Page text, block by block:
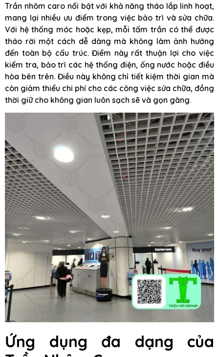
Trần nhôm caro nổi bật với khả năng tháo lắp linh hoạt,
mang lại nhiều ưu điểm trong việc bảo trì và sửa chữa.
Với hệ thống móc hoặc kẹp, mỗi tấm trần có thể được
tháo rời một cách dễ dàng mà không làm ảnh hưởng
đến toàn bộ cấu trúc. Điểm này rất thuận lợi cho việc
kiểm tra, bảo trì các hệ thống điện, ống nước hoặc điều
hòa bên trên. Điều này không chỉ tiết kiệm thời gian mà
còn giảm thiểu chi phí cho các công việc sửa chữa, đồng
thời giữ cho không gian luôn sạch sẽ và gọn gàng.
Ứng dụng đa dạng của